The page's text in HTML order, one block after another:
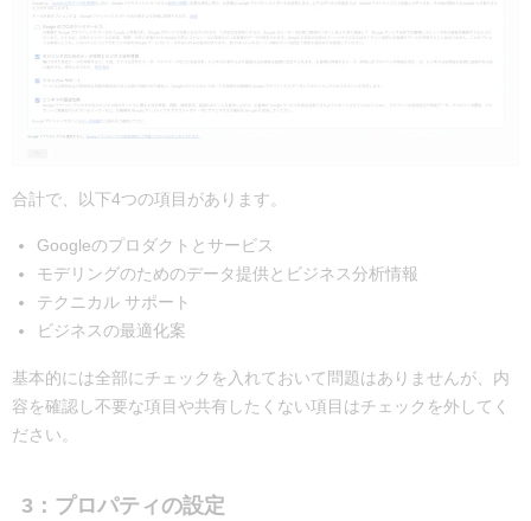
合計で、以下4つの項目があります。
Googleのプロダクトとサービス
モデリングのためのデータ提供とビジネス分析情報
テクニカル サポート
ビジネスの最適化案
基本的には全部にチェックを入れておいて問題はありませんが、内
容を確認し不要な項目や共有したくない項目はチェックを外してく
ださい。
3：プロパティの設定